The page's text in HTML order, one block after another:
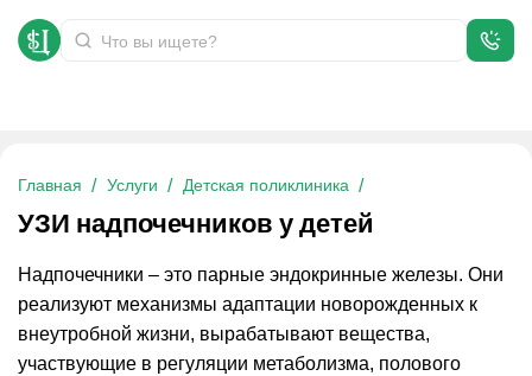
Главная Услуги Детская поликлиника
УЗИ надпочечников у детей
УЗИ надпочечников у детей
Надпочечники – это парные эндокринные железы. Они
реализуют механизмы адаптации новорожденных к
внеутробной жизни, вырабатывают вещества,
участвующие в регуляции метаболизма, полового